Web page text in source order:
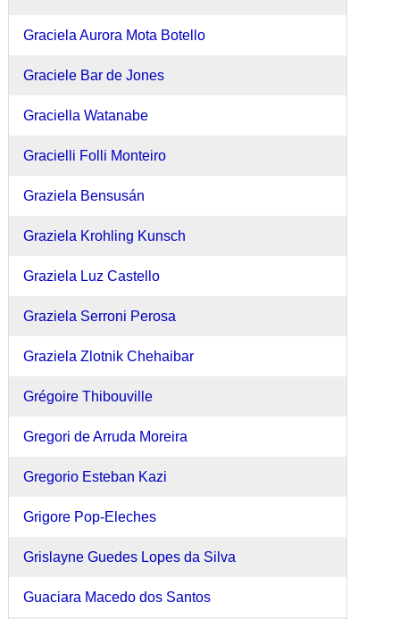
Graciela Aurora Mota Botello
Graciele Bar de Jones
Graciella Watanabe
Gracielli Folli Monteiro
Graziela Bensusán
Graziela Krohling Kunsch
Graziela Luz Castello
Graziela Serroni Perosa
Graziela Zlotnik Chehaibar
Grégoire Thibouville
Gregori de Arruda Moreira
Gregorio Esteban Kazi
Grigore Pop-Eleches
Grislayne Guedes Lopes da Silva
Guaciara Macedo dos Santos